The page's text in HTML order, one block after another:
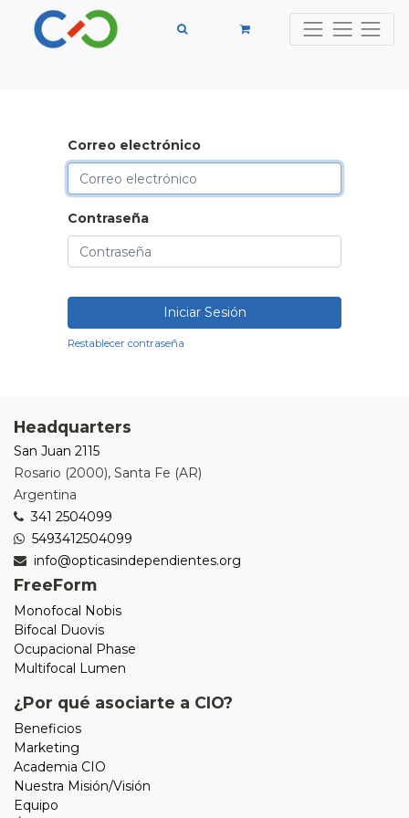
Correo electrónico
Contraseña
Iniciar Sesión
Restablecer contraseña
Headquarters
San Juan 2115
Rosario (2000), Santa Fe (AR)
Argentina
341 2504099
5493412504099
info@opticasindependientes.org
FreeForm
Monofocal Nobis
Bifocal Duovis
Ocupacional Phase
Multifocal Lumen
¿Por qué asociarte a CIO?
Beneficios
Marketing
Academia CIO
Nuestra Misión/Visión
Equipo